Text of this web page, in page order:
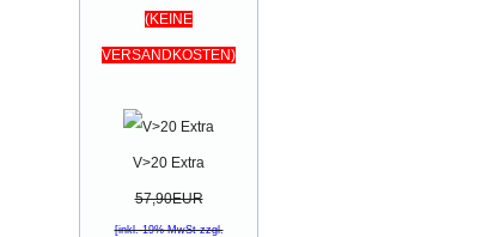
(KEINE
VERSANDKOSTEN)
V>20 Extra
57,90EUR
[inkl. 19% MwSt zzgl.